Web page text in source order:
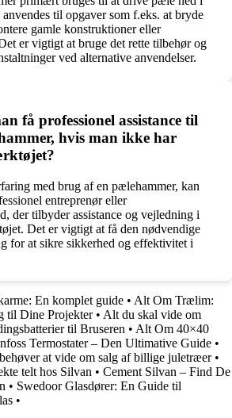
til opgaver som f.eks. at bryde
gamle konstruktioner eller
er vigtigt at bruge det rette tilbehør og
ved alternative anvendelser.
få professionel assistance til
hvis man ikke har
med brug af en pælehammer, kan
entreprenør eller
der tilbyder assistance og vejledning i
Det er vigtigt at få den nødvendige
for at sikre sikkerhed og effektivitet i
En komplet guide • Alt Om Trælim:
til Dine Projekter• Alt du skal vide om
til Bruseren • Alt Om 40×40
Termostater – Den Ultimative Guide •
at vide om salg af billige juletræer•
telt hos Silvan • Cement Silvan – Find De
• Swedoor Glasdører: En Guide til
•